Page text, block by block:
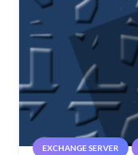
EXCHANGE SERVER